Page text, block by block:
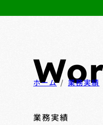
業務実績
ホーム 業務実績